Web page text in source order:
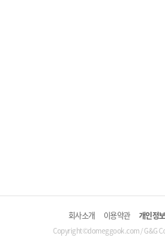
회사소개 이용약관 개인정
Copyright©domeggook.com / G&G